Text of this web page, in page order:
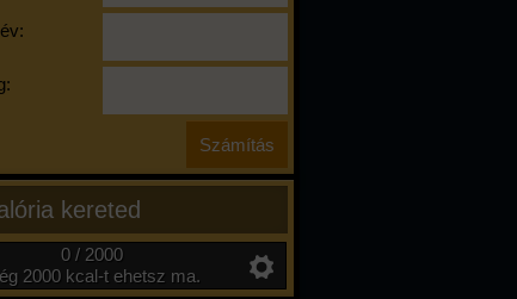
kereted
0 / 2000
2000 kcal-t ehetsz ma.